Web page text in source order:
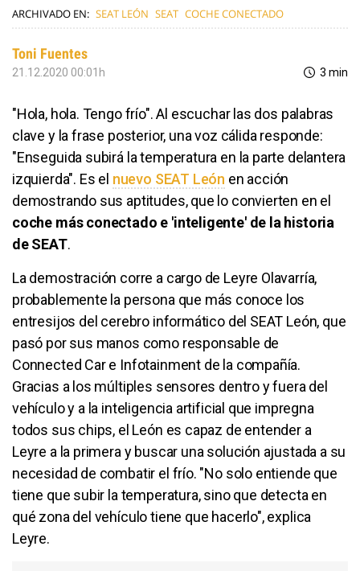
ARCHIVADO EN: SEAT LEÓN SEAT COCHE CONECTADO
Toni Fuentes
21.12.2020 00:01h 3 min
"Hola, hola. Tengo frío". Al escuchar las dos palabras
clave y la frase posterior, una voz cálida responde:
"Enseguida subirá la temperatura en la parte delantera
izquierda". Es el nuevo SEAT León en acción
demostrando sus aptitudes, que lo convierten en el
coche más conectado e 'inteligente' de la historia
de SEAT.
La demostración corre a cargo de Leyre Olavarría,
probablemente la persona que más conoce los
entresijos del cerebro informático del SEAT León, que
pasó por sus manos como responsable de
Connected Car e Infotainment de la compañía.
Gracias a los múltiples sensores dentro y fuera del
vehículo y a la inteligencia artificial que impregna
todos sus chips, el León es capaz de entender a
Leyre a la primera y buscar una solución ajustada a su
necesidad de combatir el frío. "No solo entiende que
tiene que subir la temperatura, sino que detecta en
qué zona del vehículo tiene que hacerlo", explica
Leyre.